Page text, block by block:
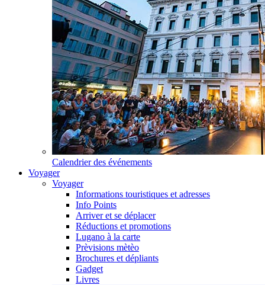
Calendrier des événements
Voyager
Voyager
Informations touristiques et adresses
Info Points
Arriver et se déplacer
Réductions et promotions
Lugano à la carte
Prèvisions mètèo
Brochures et dépliants
Gadget
Livres